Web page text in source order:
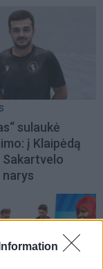
sulaukė
į Klaipėdą